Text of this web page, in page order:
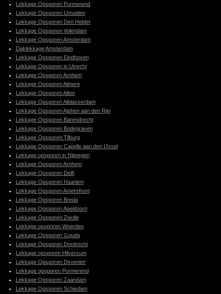
Lekkage Opsporen Purmerend
Lekkage Opsporen IJmuiden
Lekkage Opsporen Den Helder
Lekkage Opsporen Volendam
Lekkage Opsporen Amsterdam
Daklekkage Amsterdam
Lekkage Opsporen Eindhoven
Lekkage Opsporen in Utrecht
Lekkage Opsporen Arnhem
Lekkege Opsporen Almere
Lekkage Opsporen Alten
Lekkage Opsporen Alblasserdam
Lekkage Opsporen Alphen aan den Rijn
Lekkage Opsporen Barendrecht
Lekkage Opsporen Bodegraven
Lekkage Opsporen Tilburg
Lekkage Opsporen Capelle aan den IJssel
Lekkage opsporen in Nijmegen
Lekkage Opsporen Arnhem
Lekkage Opsporen Delft
Lekkage Opsporen Haarlem
Lekkage Opsporen Amersfoort
Lekkage Opsporen Breda
Lekkage Opsporen Apeldoorn
Lekkage Opsporen Zwolle
Lekkage opsporen Woerden
Lekkage Opsporen Gouda
Lekkage Opsporen Dordrecht
Lekkage opsporen Hilversum
Lekkage Opsporen Deventer
Lekkage opsporen Purmerend
Lekkage Opsporen Zaandam
Lekkage Opsporen Schiedam